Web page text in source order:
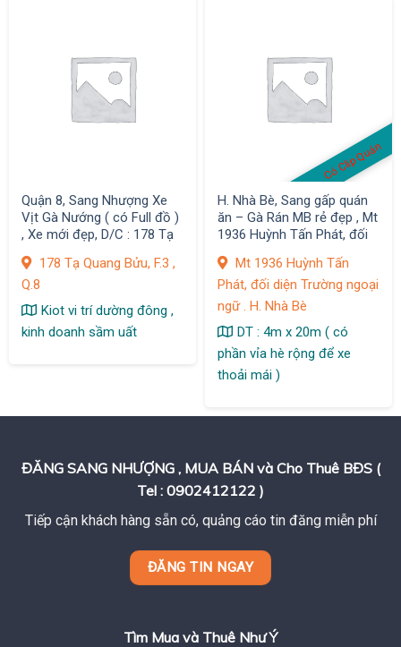
Quận 8, Sang Nhượng Xe
Vịt Gà Nướng ( có Full đồ )
, Xe mới đẹp, D/C : 178 Tạ
178 Tạ Quang Bửu, F.3 ,
Q.8
Kiot vi trí dường đông ,
kinh doanh sầm uất
Có Clip Quán
H. Nhà Bè, Sang gấp quán
ăn – Gà Rán MB rẻ đẹp , Mt
1936 Huỳnh Tấn Phát, đối
Mt 1936 Huỳnh Tấn
Phát, đối diện Trường ngoại
ngữ . H. Nhà Bè
DT : 4m x 20m ( có
phần vỉa hè rộng để xe
thoải mái )
ĐĂNG SANG NHƯỢNG , MUA BÁN và Cho Thuê BĐS (
Tel : 0902412122 )
Tiếp cận khách hàng sẵn có, quảng cáo tin đăng miễn phí
ĐĂNG TIN NGAY
Tìm Mua và Thuê Như Ý